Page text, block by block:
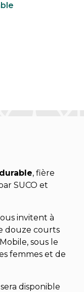
, fière
SUCO et
invitent à
douze courts
sous le
femmes et de
disponible